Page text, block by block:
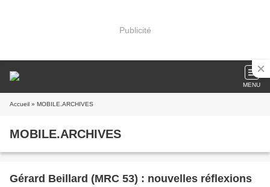
Publicité
MENU
Accueil » MOBILE.ARCHIVES
MOBILE.ARCHIVES
Gérard Beillard (MRC 53) : nouvelles réflexions